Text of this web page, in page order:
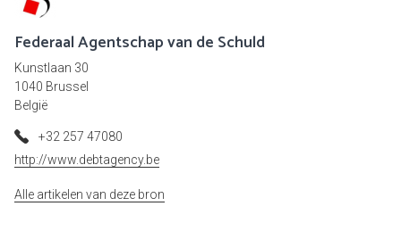
Federaal Agentschap van de Schuld
Kunstlaan 30
1040 Brussel
België
+32 257 47080
http://www.debtagency.be
Alle artikelen van deze bron